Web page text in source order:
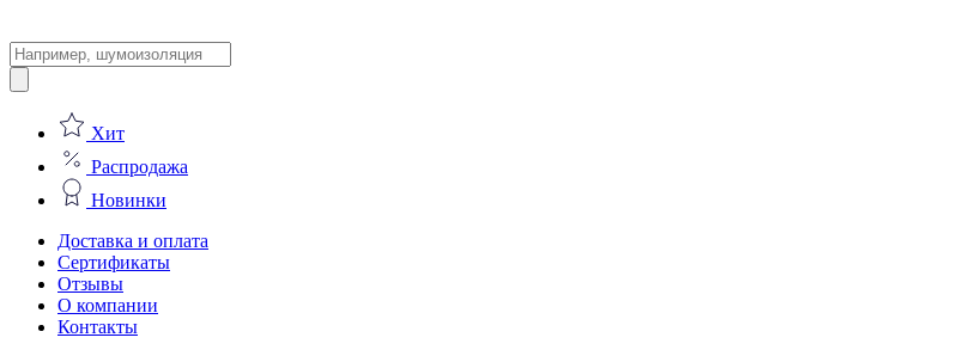
Поиск
товаров
Хит
Распродажа
Новинки
Доставка и оплата
Сертификаты
Отзывы
О компании
Контакты